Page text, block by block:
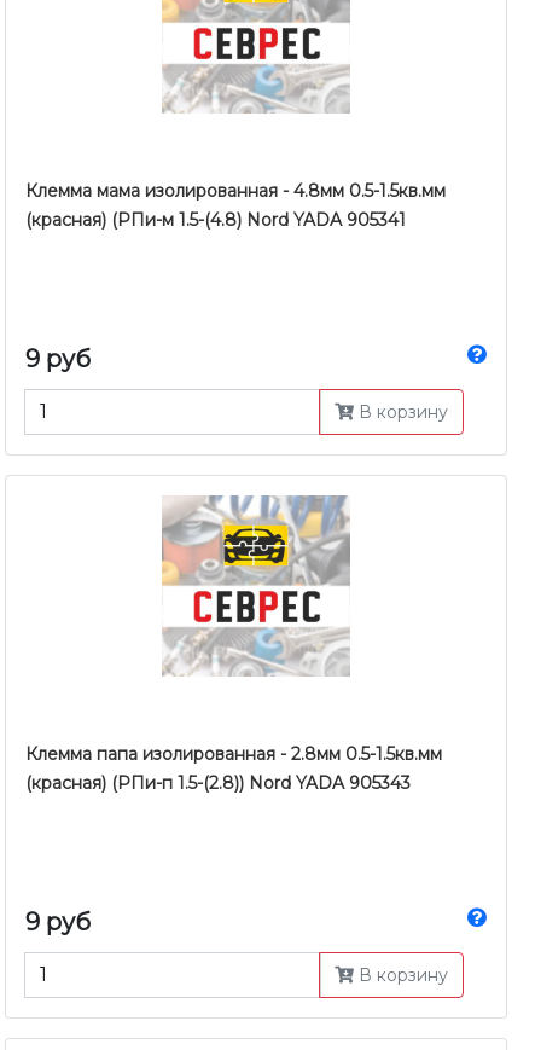
Клемма мама изолированная - 4.8мм 0.5-1.5кв.мм
(красная) (РПи-м 1.5-(4.8) Nord YADA 905341
9 руб
В корзину
Клемма папа изолированная - 2.8мм 0.5-1.5кв.мм
(красная) (РПи-п 1.5-(2.8)) Nord YADA 905343
9 руб
В корзину